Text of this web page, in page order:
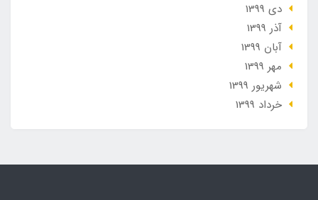
دی 1399
آذر 1399
آبان 1399
مهر 1399
شهریور 1399
خرداد 1399